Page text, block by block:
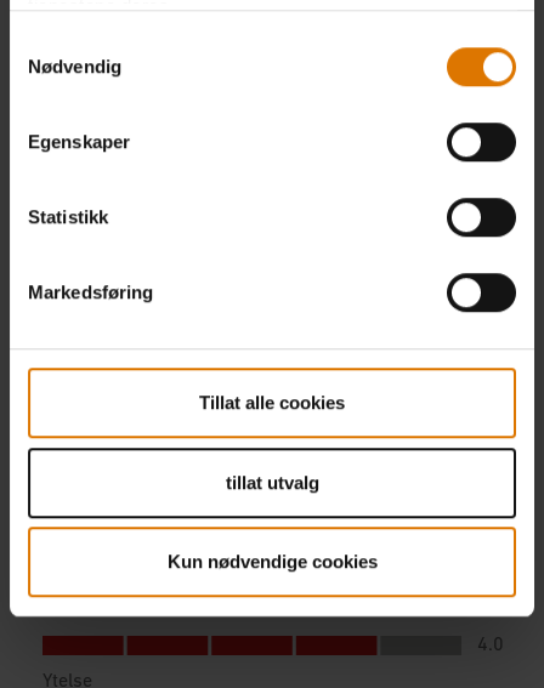
tjenestene deres.
Nødvendig
Egenskaper
Statistikk
Markedsføring
Tillat alle cookies
tillat utvalg
Kun nødvendige cookies